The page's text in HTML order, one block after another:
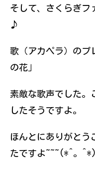
そして、さくらぎフ
♪
歌（アカペラ）のプ
の花」
素敵な歌声でした。
したそうですよ。
ほんとにありがとう
たですよ~~~(*^。^*)